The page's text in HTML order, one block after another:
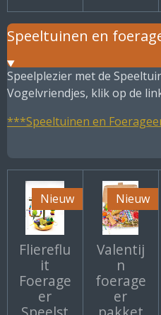
Speeltuinen en
Speelplezier met de
Vogelvriendjes, klik op de
***Speeltuinen en
Nieuw
Fliereflu
it
Foerage
er
Nieuw
Valentij
n
foerage
er